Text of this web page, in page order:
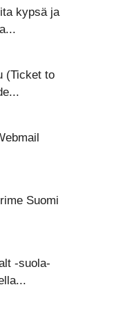
kypsä ja
(Ticket to
Suomi
-suola-